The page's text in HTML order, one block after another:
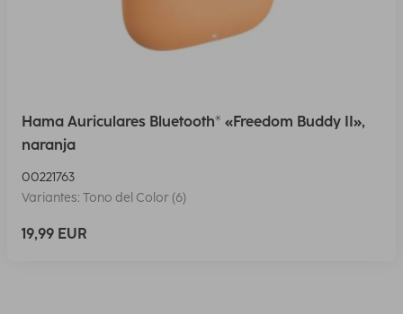
Hama Auriculares Bluetooth® «Freedom Buddy II»,
naranja
00221763
Variantes: Tono del Color (6)
19,99 EUR